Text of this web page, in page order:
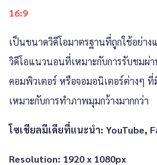
16:9
เป็นขนาดวิดีโอมาตรฐานที่ถูกใช้อย่า
วิดีโอแนวนอนที่เหมาะกับการรับชมผ่
คอมพิวเตอร์ หรือจอมอนิเตอร์ต่างๆ
เหมาะกับการทำภาพมุมกว้างมากกว่า
โซเชียลมีเดียที่แนะนำ: YouTube,
Resolution: 1920 x 1080px